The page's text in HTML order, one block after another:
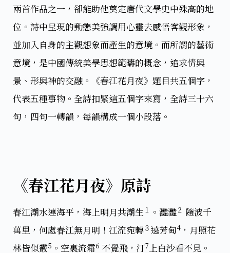
兩首作品之一，卻能助他奠定唐代文學史中殊高的地
位。詩中呈現的動態美強調用心靈去感悟客觀形象，
並加入自身的主觀想象而產生的意境。而所謂的藝術
意境，是中國傳統美學思想範疇的概念，追求情與
景、形與神的交融。《春江花月夜》題目共五個字，
代表五種事物。全詩扣緊這五個字來寫，全詩三十六
句，四句一轉韻，每韻構成一個小段落。
《春江花月夜》原詩
春江潮水連海平，海上明月共潮生 １ 。灩灩２ 隨波千
萬里，何處春江無月明！江流宛轉３ 遶芳甸4 ，月照花
林皆似霰5 。空裏流霜6 不覺飛，汀7 上白沙看不見。